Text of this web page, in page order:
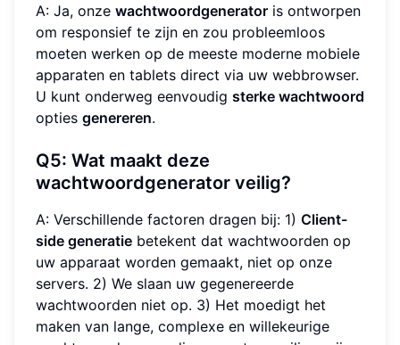
A: Ja, onze wachtwoordgenerator is ontworpen
om responsief te zijn en zou probleemloos
moeten werken op de meeste moderne mobiele
apparaten en tablets direct via uw webbrowser.
U kunt onderweg eenvoudig sterke wachtwoord
opties genereren.
Q5: Wat maakt deze
wachtwoordgenerator veilig?
A: Verschillende factoren dragen bij: 1) Client-
side generatie betekent dat wachtwoorden op
uw apparaat worden gemaakt, niet op onze
servers. 2) We slaan uw gegenereerde
wachtwoorden niet op. 3) Het moedigt het
maken van lange, complexe en willekeurige